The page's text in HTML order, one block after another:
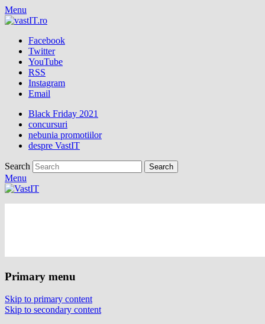
Menu
Facebook
Twitter
YouTube
RSS
Instagram
Email
Black Friday 2021
concursuri
nebunia promotiilor
despre VastIT
Search
Menu
Primary menu
Skip to primary content
Skip to secondary content